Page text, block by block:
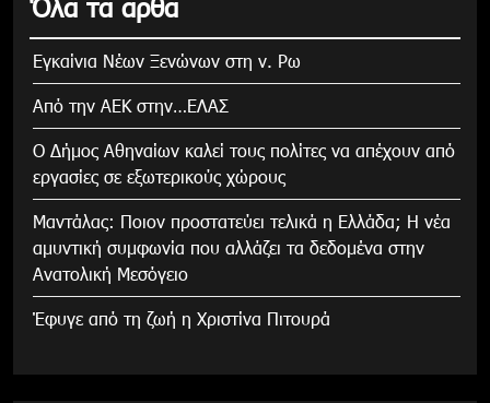
Εγκαίνια Νέων Ξενώνων στη ν. Ρω
Από την ΑΕΚ στην…ΕΛΑΣ
Ο Δήμος Αθηναίων καλεί τους πολίτες να απέχουν από
εργασίες σε εξωτερικούς χώρους
Μαντάλας: Ποιον προστατεύει τελικά η Ελλάδα; Η νέα
αμυντική συμφωνία που αλλάζει τα δεδομένα στην
Ανατολική Μεσόγειο
Έφυγε από τη ζωή η Χριστίνα Πιτουρά